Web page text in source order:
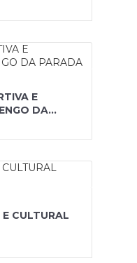
E
DA
CULTURAL